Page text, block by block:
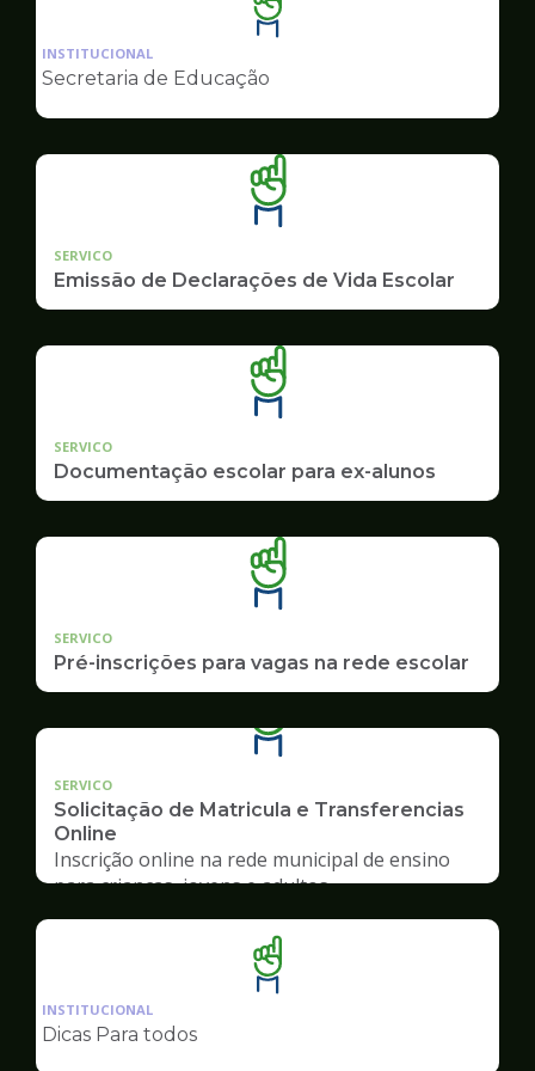
Ilustração
da
pagina
Educação
INSTITUCIONAL
Secretaria de Educação
SERVICO
Emissão de Declarações de Vida Escolar
SERVICO
Documentação escolar para ex-alunos
SERVICO
Pré-inscrições para vagas na rede escolar
SERVICO
Solicitação de Matricula e Transferencias
Online
Inscrição online na rede municipal de ensino
para crianças, jovens e adultos
Ilustração
da
INSTITUCIONAL
Dicas Para todos